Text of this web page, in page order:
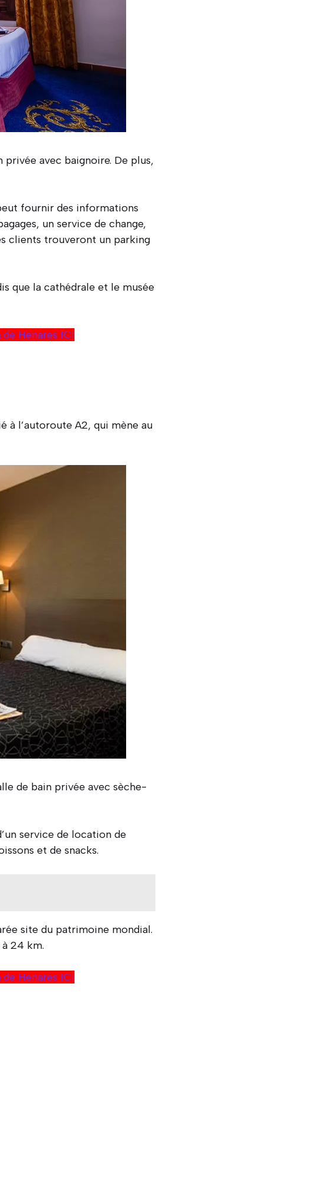
avec baignoire. De plus,
fournir des informations
un service de change,
clients trouveront un parking
que la cathédrale et le musée
Henares ICI
à l’autoroute A2, qui mène au
de bain privée avec sèche-
service de location de
et de snacks.
site du patrimoine mondial.
24 km.
Henares ICI